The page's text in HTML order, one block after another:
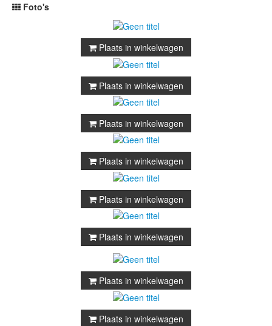
Foto's
Plaats in winkelwagen
Plaats in winkelwagen
Plaats in winkelwagen
Plaats in winkelwagen
Plaats in winkelwagen
Plaats in winkelwagen
Plaats in winkelwagen
Plaats in winkelwagen